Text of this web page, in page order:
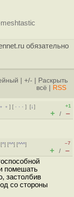
обязательно
+/-
Раскрыть
всё
RSS
] [ · · ·][↓]
+1
+ / –
^] [^^] [^^^]
–7
+ / –
помешать
застолбив
со стороны